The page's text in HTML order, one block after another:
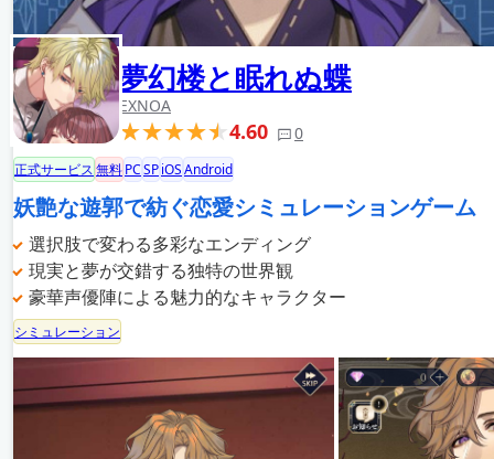
夢幻楼と眠れぬ蝶
EXNOA
4.60 0
正式サービス無料PCSPiOSAndroid
妖艶な遊郭で紡ぐ恋愛シミュレーションゲーム
選択肢で変わる多彩なエンディング
現実と夢が交錯する独特の世界観
豪華声優陣による魅力的なキャラクター
シミュレーション